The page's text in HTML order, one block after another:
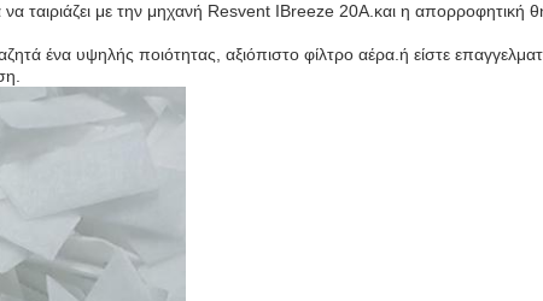
να ταιριάζει με την μηχανή Resvent IBreeze 20A.και η
ένα υψηλής ποιότητας, αξιόπιστο φίλτρο αέρα.ή είστε